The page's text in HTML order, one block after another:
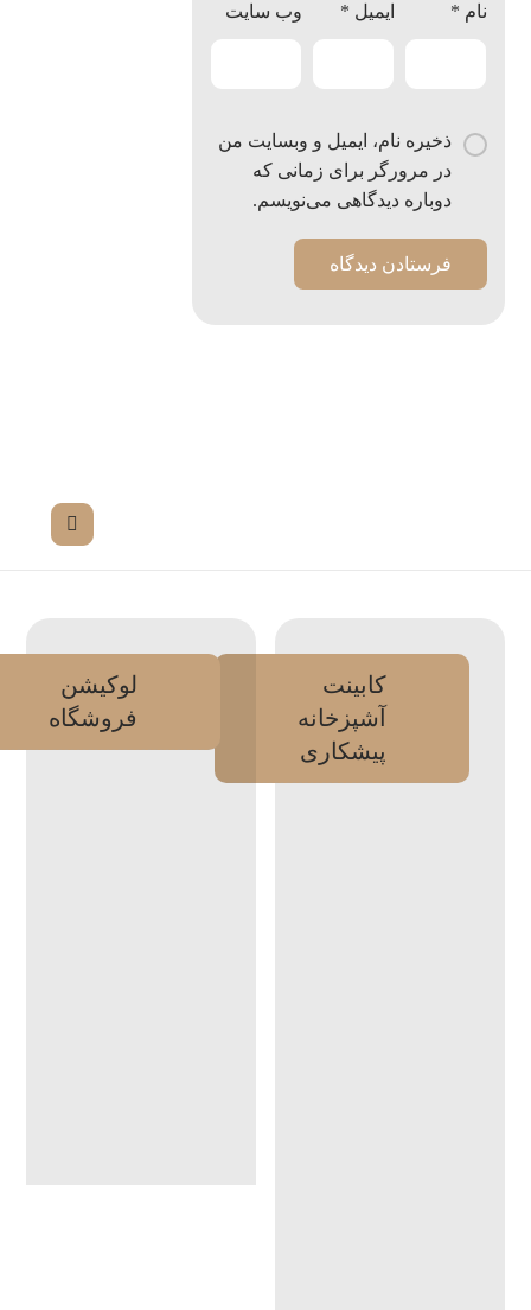
نام * ایمیل * وب‌ سایت
ذخیره نام، ایمیل و وبسایت من
در مرورگر برای زمانی که
دوباره دیدگاهی می‌نویسم.
کابینت
آشپزخانه
پیشکاری
لوکیشن
فروشگاه